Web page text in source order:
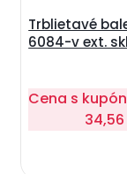
Trblietavé
6084-v ext.
Cena s
34,56